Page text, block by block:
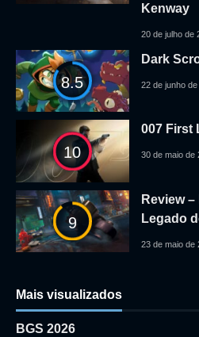
Kenway
20 de julho de
8.5
Dark
22 de junho
10
007 First
30 de maio de
9
Review
Legado
23 de maio de
Mais visualizados
BGS 2026